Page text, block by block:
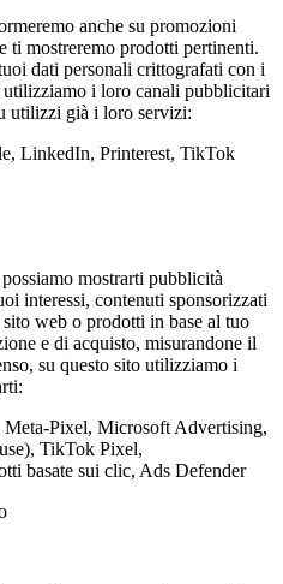
anche su promozioni
ti mostreremo prodotti pertinenti.
dati personali crittografati con i
i loro canali pubblicitari
utilizzi già i loro servizi:
LinkedIn, Printerest, TikTok
mostrarti pubblicità
interessi, contenuti sponsorizzati
web o prodotti in base al tuo
e di acquisto, misurandone il
su questo sito utilizziamo i
Pixel, Microsoft Advertising,
TikTok Pixel,
basate sui clic, Ads Defender